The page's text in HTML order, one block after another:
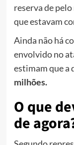
reserva de
que estavam
Ainda não há
envolvido no
estimam que a
milhões.
O que
de